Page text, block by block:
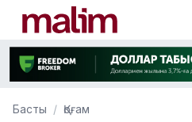
Басты Қоғам